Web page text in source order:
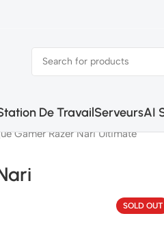
De TravailServeursAI
Gamer Razer Nari Ultimate
SOLD OUT